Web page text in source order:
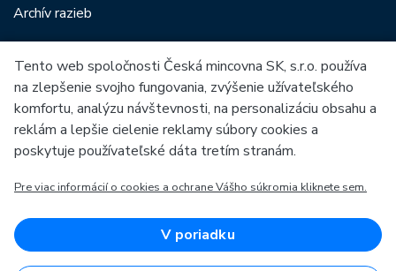
Archív razieb
Medzi našich partnerov patria:
Európska únia
OP Podnikanie a inovácie pre konkurencieschopnosť
Európsky fond pre regionálny rozvoj
Tento web spoločnosti Česká mincovna SK, s.r.o. používa
na zlepšenie svojho fungovania, zvýšenie užívateľského
komfortu, analýzu návštevnosti, na personalizáciu obsahu a
reklám a lepšie cielenie reklamy súbory cookies a
poskytuje používateľské dáta tretím stranám.
Pre viac informácií o cookies a ochrane Vášho súkromia kliknete sem.
V poriadku